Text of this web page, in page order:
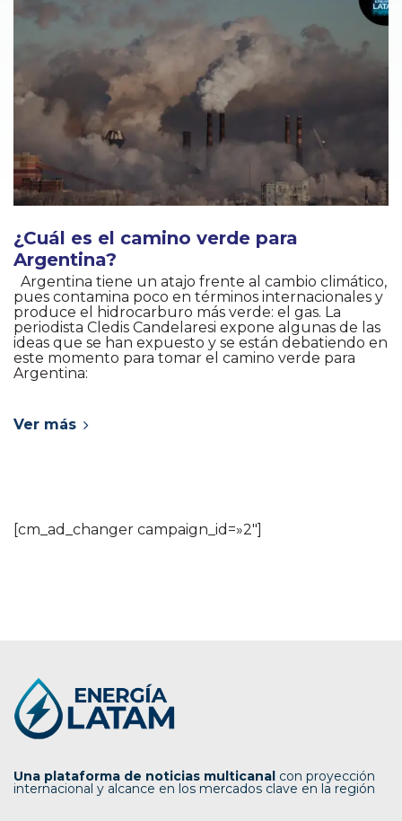
¿Cuál es el camino verde para
Argentina?
Argentina tiene un atajo frente al cambio climático,
pues contamina poco en términos internacionales y
produce el hidrocarburo más verde: el gas. La
periodista Cledis Candelaresi expone algunas de las
ideas que se han expuesto y se están debatiendo en
este momento para tomar el camino verde para
Argentina:
Ver más
[cm_ad_changer campaign_id=»2″]
Una plataforma de noticias multicanal con proyección
internacional y alcance en los mercados clave en la región